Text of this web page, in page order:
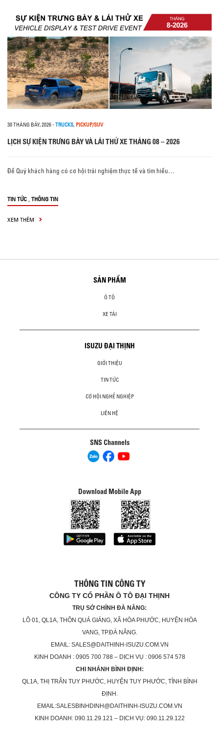
30 THÁNG BẢY, 2026- TRUCKS, PICKUP/SUV
LỊCH SỰ KIỆN TRƯNG BÀY VÀ LÁI THỬ XE THÁNG 08 – 2026
Để Quý khách hàng có cơ hội trải nghiệm thực tế và tìm hiểu…
TIN TỨC , THÔNG TIN
XEM THÊM
SẢN PHẨM
Ô TÔ
XE TẢI
ISUZU ĐẠI THỊNH
GIỚI THIỆU
TIN TỨC
CƠ HỘI NGHỀ NGHIỆP
LIÊN HỆ
SNS Channels
Download Mobile App
THÔNG TIN CÔNG TY
CÔNG TY CỔ PHẦN Ô TÔ ĐẠI THỊNH
TRỤ SỞ CHÍNH ĐÀ NẴNG:
LÔ 01, QL1A, THÔN QUÁ GIÁNG, XÃ HÒA PHƯỚC, HUYỆN HÒA
VANG, TP.ĐÀ NẴNG.
EMAIL: SALES@DAITHINH-ISUZU.COM.VN
KINH DOANH : 0905 700 788 – DỊCH VỤ : 0906 574 578
CHI NHÁNH BÌNH ĐỊNH:
QL1A, THỊ TRẤN TUY PHƯỚC, HUYỆN TUY PHƯỚC, TỈNH BÌNH
ĐỊNH.
EMAIL:SALESBINHDINH@DAITHINH-ISUZU.COM.VN
KINH DOANH: 090.11.29.121 – DỊCH VỤ: 090.11.29.122